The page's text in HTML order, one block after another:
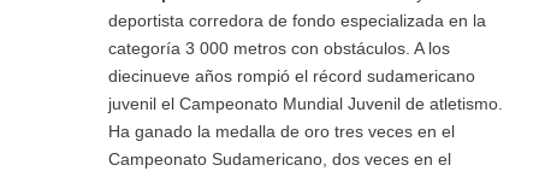
deportista corredora de fondo especializada en la
categoría 3 000 metros con obstáculos. A los
diecinueve años rompió el récord sudamericano
juvenil el Campeonato Mundial Juvenil de atletismo.
Ha ganado la medalla de oro tres veces en el
Campeonato Sudamericano, dos veces en el